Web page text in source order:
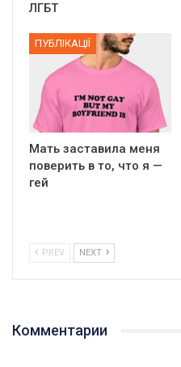
ЛГБТ
ПУБЛІКАЦІЇ
Мать заставила меня
поверить в то, что я —
гей
PREV NEXT
Комментарии